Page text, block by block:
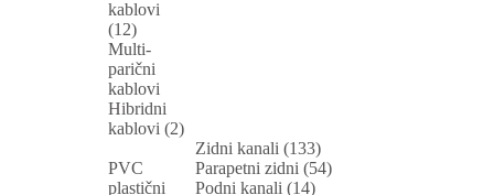
kablovi
(12)
Multi-
parični
kablovi
Hibridni
kablovi (2)
PVC
plastični
Zidni kanali (133)
Parapetni zidni (54)
Podni kanali (14)